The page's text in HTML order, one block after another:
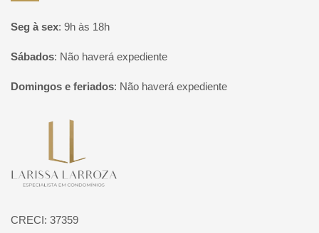
Seg à sex: 9h às 18h
Sábados: Não haverá expediente
Domingos e feriados: Não haverá expediente
CRECI: 37359